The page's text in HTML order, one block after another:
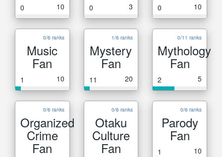
0 10 0 3 0 10
0/6 ranks
Music
Fan
1 10
1/6 ranks
Mystery
Fan
11 20
0/11 ranks
Mythology
Fan
2 5
0/6 ranks
Organized
Crime
Fan
0/6 ranks
Otaku
Culture
Fan
0/6 ranks
Parody
Fan
1 10